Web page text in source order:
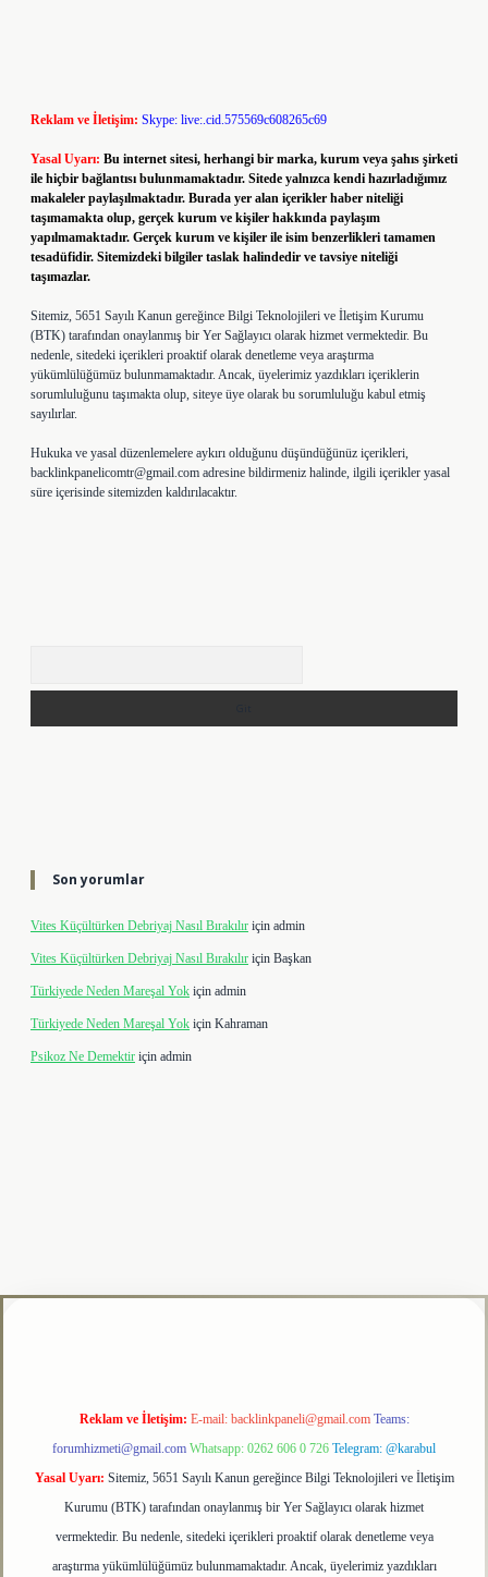
Reklam ve İletişim: Skype: live:.cid.575569c608265c69
Yasal Uyarı: Bu internet sitesi, herhangi bir marka, kurum veya şahıs şirketi
ile hiçbir bağlantısı bulunmamaktadır. Sitede yalnızca kendi hazırladığımız
makaleler paylaşılmaktadır. Burada yer alan içerikler haber niteliği
taşımamakta olup, gerçek kurum ve kişiler hakkında paylaşım
yapılmamaktadır. Gerçek kurum ve kişiler ile isim benzerlikleri tamamen
tesadüfidir. Sitemizdeki bilgiler taslak halindedir ve tavsiye niteliği
taşımazlar.
Sitemiz, 5651 Sayılı Kanun gereğince Bilgi Teknolojileri ve İletişim Kurumu
(BTK) tarafından onaylanmış bir Yer Sağlayıcı olarak hizmet vermektedir. Bu
nedenle, sitedeki içerikleri proaktif olarak denetleme veya araştırma
yükümlülüğümüz bulunmamaktadır. Ancak, üyelerimiz yazdıkları içeriklerin
sorumluluğunu taşımakta olup, siteye üye olarak bu sorumluluğu kabul etmiş
sayılırlar.
Hukuka ve yasal düzenlemelere aykırı olduğunu düşündüğünüz içerikleri,
backlinkpanelicomtr@gmail.com adresine bildirmeniz halinde, ilgili içerikler yasal
süre içerisinde sitemizden kaldırılacaktır.
Son yorumlar
Vites Küçültürken Debriyaj Nasıl Bırakılır için admin
Vites Küçültürken Debriyaj Nasıl Bırakılır için Başkan
Türkiyede Neden Mareşal Yok için admin
Türkiyede Neden Mareşal Yok için Kahraman
Psikoz Ne Demektir için admin
Reklam ve İletişim: E-mail: backlinkpaneli@gmail.com Teams:
forumhizmeti@gmail.com Whatsapp: 0262 606 0 726 Telegram: @karabul
Yasal Uyarı: Sitemiz, 5651 Sayılı Kanun gereğince Bilgi Teknolojileri ve İletişim
Kurumu (BTK) tarafından onaylanmış bir Yer Sağlayıcı olarak hizmet
vermektedir. Bu nedenle, sitedeki içerikleri proaktif olarak denetleme veya
araştırma yükümlülüğümüz bulunmamaktadır. Ancak, üyelerimiz yazdıkları